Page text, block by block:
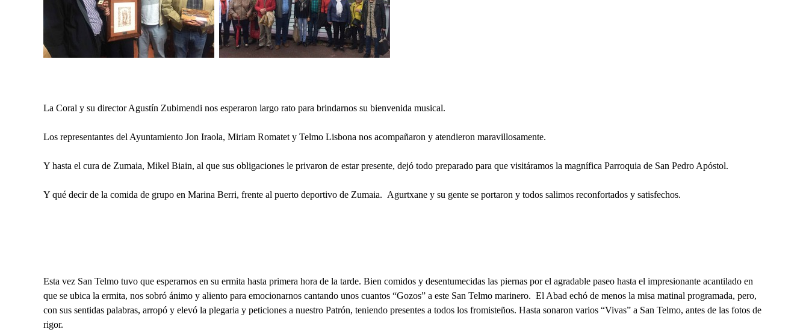
La Coral y su director Agustín Zubimendi nos esperaron largo rato para brindarnos su bienvenida musical.
Los representantes del Ayuntamiento Jon Iraola, Miriam Romatet y Telmo Lisbona nos acompañaron y atendieron maravillosamente.
Y hasta el cura de Zumaia, Mikel Biain, al que sus obligaciones le privaron de estar presente, dejó todo preparado para que visitáramos la magnífica Parroquia de San Pedro Apóstol.
Y qué decir de la comida de grupo en Marina Berri, frente al puerto deportivo de Zumaia. Agurtxane y su gente se portaron y todos salimos reconfortados y satisfechos.
Esta vez San Telmo tuvo que esperarnos en su ermita hasta primera hora de la tarde. Bien comidos y desentumecidas las piernas por el agradable paseo hasta el impresionante acantilado en
que se ubica la ermita, nos sobró ánimo y aliento para emocionarnos cantando unos cuantos “Gozos” a este San Telmo marinero. El Abad echó de menos la misa matinal programada, pero,
con sus sentidas palabras, arropó y elevó la plegaria y peticiones a nuestro Patrón, teniendo presentes a todos los fromisteños. Hasta sonaron varios “Vivas” a San Telmo, antes de las fotos de
rigor.